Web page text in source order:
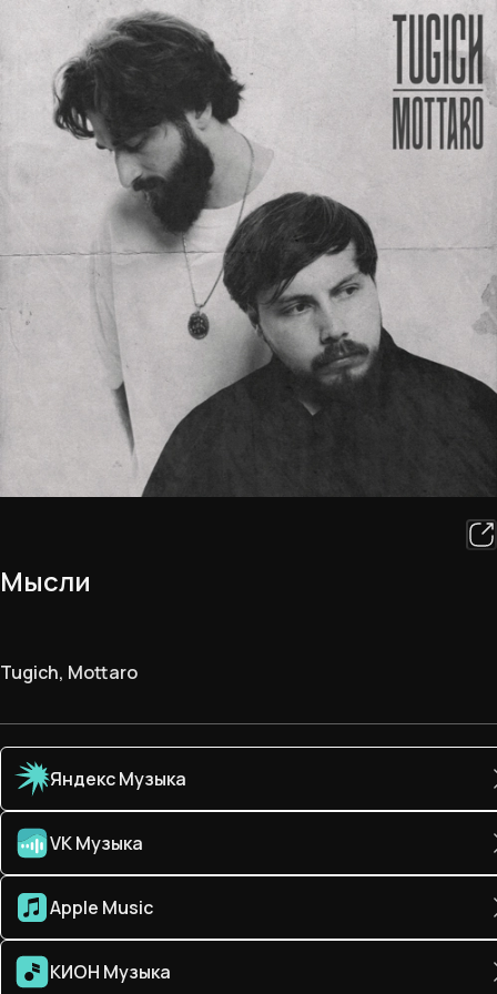
Мысли
Tugich, Mottaro
Яндекс Музыка
VK Музыка
Apple Music
КИОН Музыка